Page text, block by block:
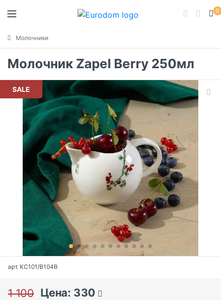
0
Молочники
Молочник Zapel Berry 250мл
SALE
арт. KC101/B104B
1 100 Цена: 330